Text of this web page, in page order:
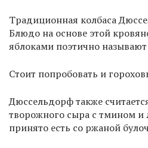
Традиционная колбаса
Блюдо на основе этой
яблоками поэтично называют
Стоит попробовать и
Дюссельдорф также
творожного сыра с тмином и
принято есть со ржаной